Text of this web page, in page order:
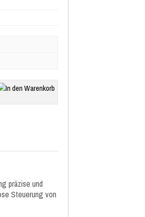
präzise und
Steuerung von